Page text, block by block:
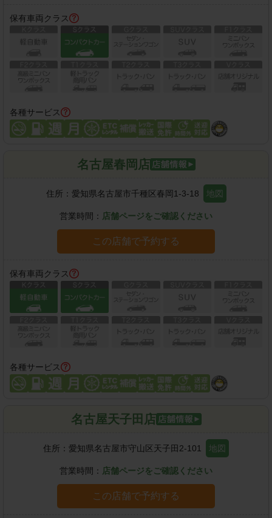
保有車両クラス
各種サービス
名古屋春岡店
住所： 愛知県名古屋市千種区春岡1-3-18 地図
営業時間： 店舗ページをご確認ください
この店舗で予約する
保有車両クラス
各種サービス
名古屋天子田店
住所： 愛知県名古屋市守山区天子田2-101 地図
営業時間： 店舗ページをご確認ください
この店舗で予約する